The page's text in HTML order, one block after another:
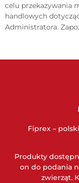
celu przekazywania
handlowych
Administratora.
Fiprex –
Produkty
on do podania
zwierząt.